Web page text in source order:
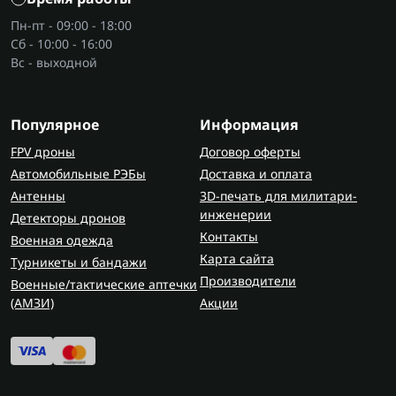
оборудованием, в частности радиостанциями
Motorola, чтобы избежать потерь сигнала из-за
неподходящего подключения.
Когда стоит задача антенна паук купить, важно
сразу ориентироваться на совместимость по
частотам, тип подключения и условия
использования, иначе это станет понятно уже
после первого использования. В Flash Army
удобно подобрать антенну под конкретную
рацию и сценарий работы без лишних попыток и
ошибок, а также сразу закрыть вопрос со связью
в одном месте, если нужнокупить антенны
вместе с кабелями и совместимыми элементами.
Пн-пт - 09:00 - 18:00
Сб - 10:00 - 16:00
Вс - выходной
Популярное
FPV дроны
Автомобильные РЭБы
Антенны
Детекторы дронов
Военная одежда
Турникеты и бандажи
Военные/тактические аптечки
(AMЗИ)
Информация
Договор оферты
Доставка и оплата
3D-печать для милитари-
инженерии
Контакты
Карта сайта
Производители
Акции